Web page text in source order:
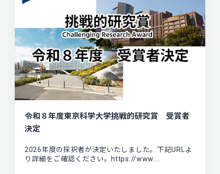
令和８年度東京科学大学挑戦的研究賞 受賞者
決定
2026年度の採択者が決定いたしました。下記URLよ
り詳細をご確認ください。https://www.…